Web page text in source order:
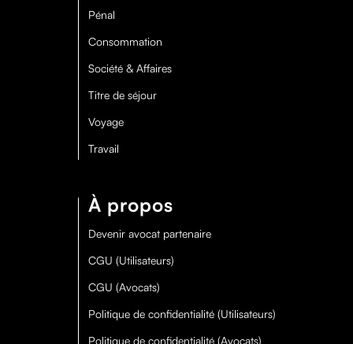
Pénal
Consommation
Société & Affaires
Titre de séjour
Voyage
Travail
À propos
Devenir avocat partenaire
CGU (Utilisateurs)
CGU (Avocats)
Politique de confidentialité (Utilisateurs)
Politique de confidentialité (Avocats)